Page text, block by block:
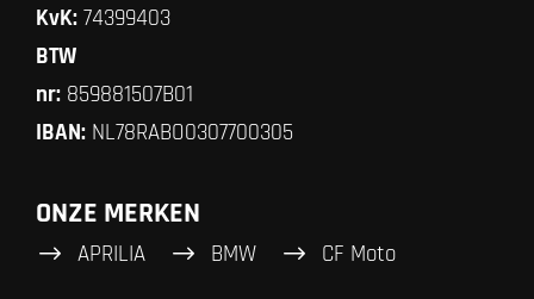
KvK: 74399403
BTW
nr: 859881507B01
IBAN: NL78RABO0307700305
ONZE MERKEN
APRILIA BMW CF Moto